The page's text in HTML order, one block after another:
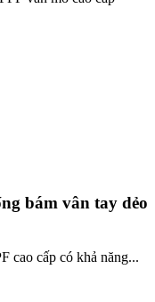
bám vân tay dẻo
cao cấp có khả năng...